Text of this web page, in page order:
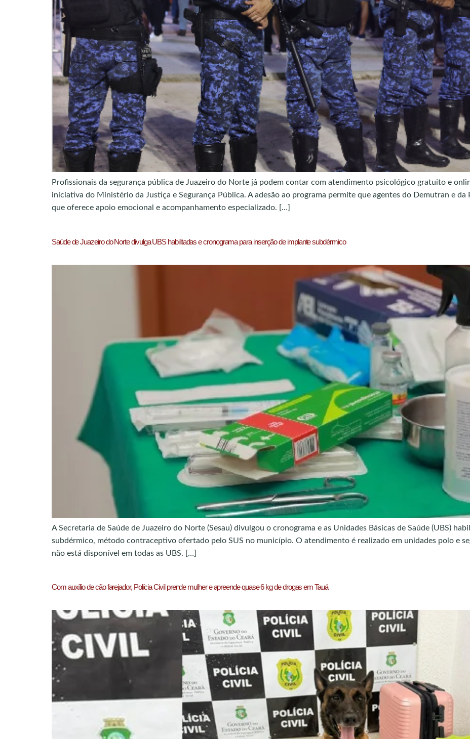
Profissionais da segurança pública de Juazeiro do Norte já podem contar com atendimento psicológico gratuito e
iniciativa do Ministério da Justiça e Segurança Pública. A adesão ao programa permite que agentes do Demutran e
que oferece apoio emocional e acompanhamento especializado. […]
Saúde de Juazeiro do Norte divulga UBS habilitadas e cronograma para inserção de implante subdérmico
A Secretaria de Saúde de Juazeiro do Norte (Sesau) divulgou o cronograma e as Unidades Básicas de Saúde (UBS)
subdérmico, método contraceptivo ofertado pelo SUS no município. O atendimento é realizado em unidades polo e
não está disponível em todas as UBS. […]
Com auxílio de cão farejador, Polícia Civil prende mulher e apreende quase 6 kg de drogas em Tauá